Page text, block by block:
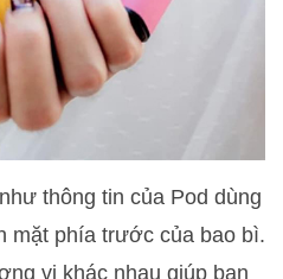
thông tin của Pod dùng
mặt phía trước của bao bì.
vị khác nhau giúp bạn